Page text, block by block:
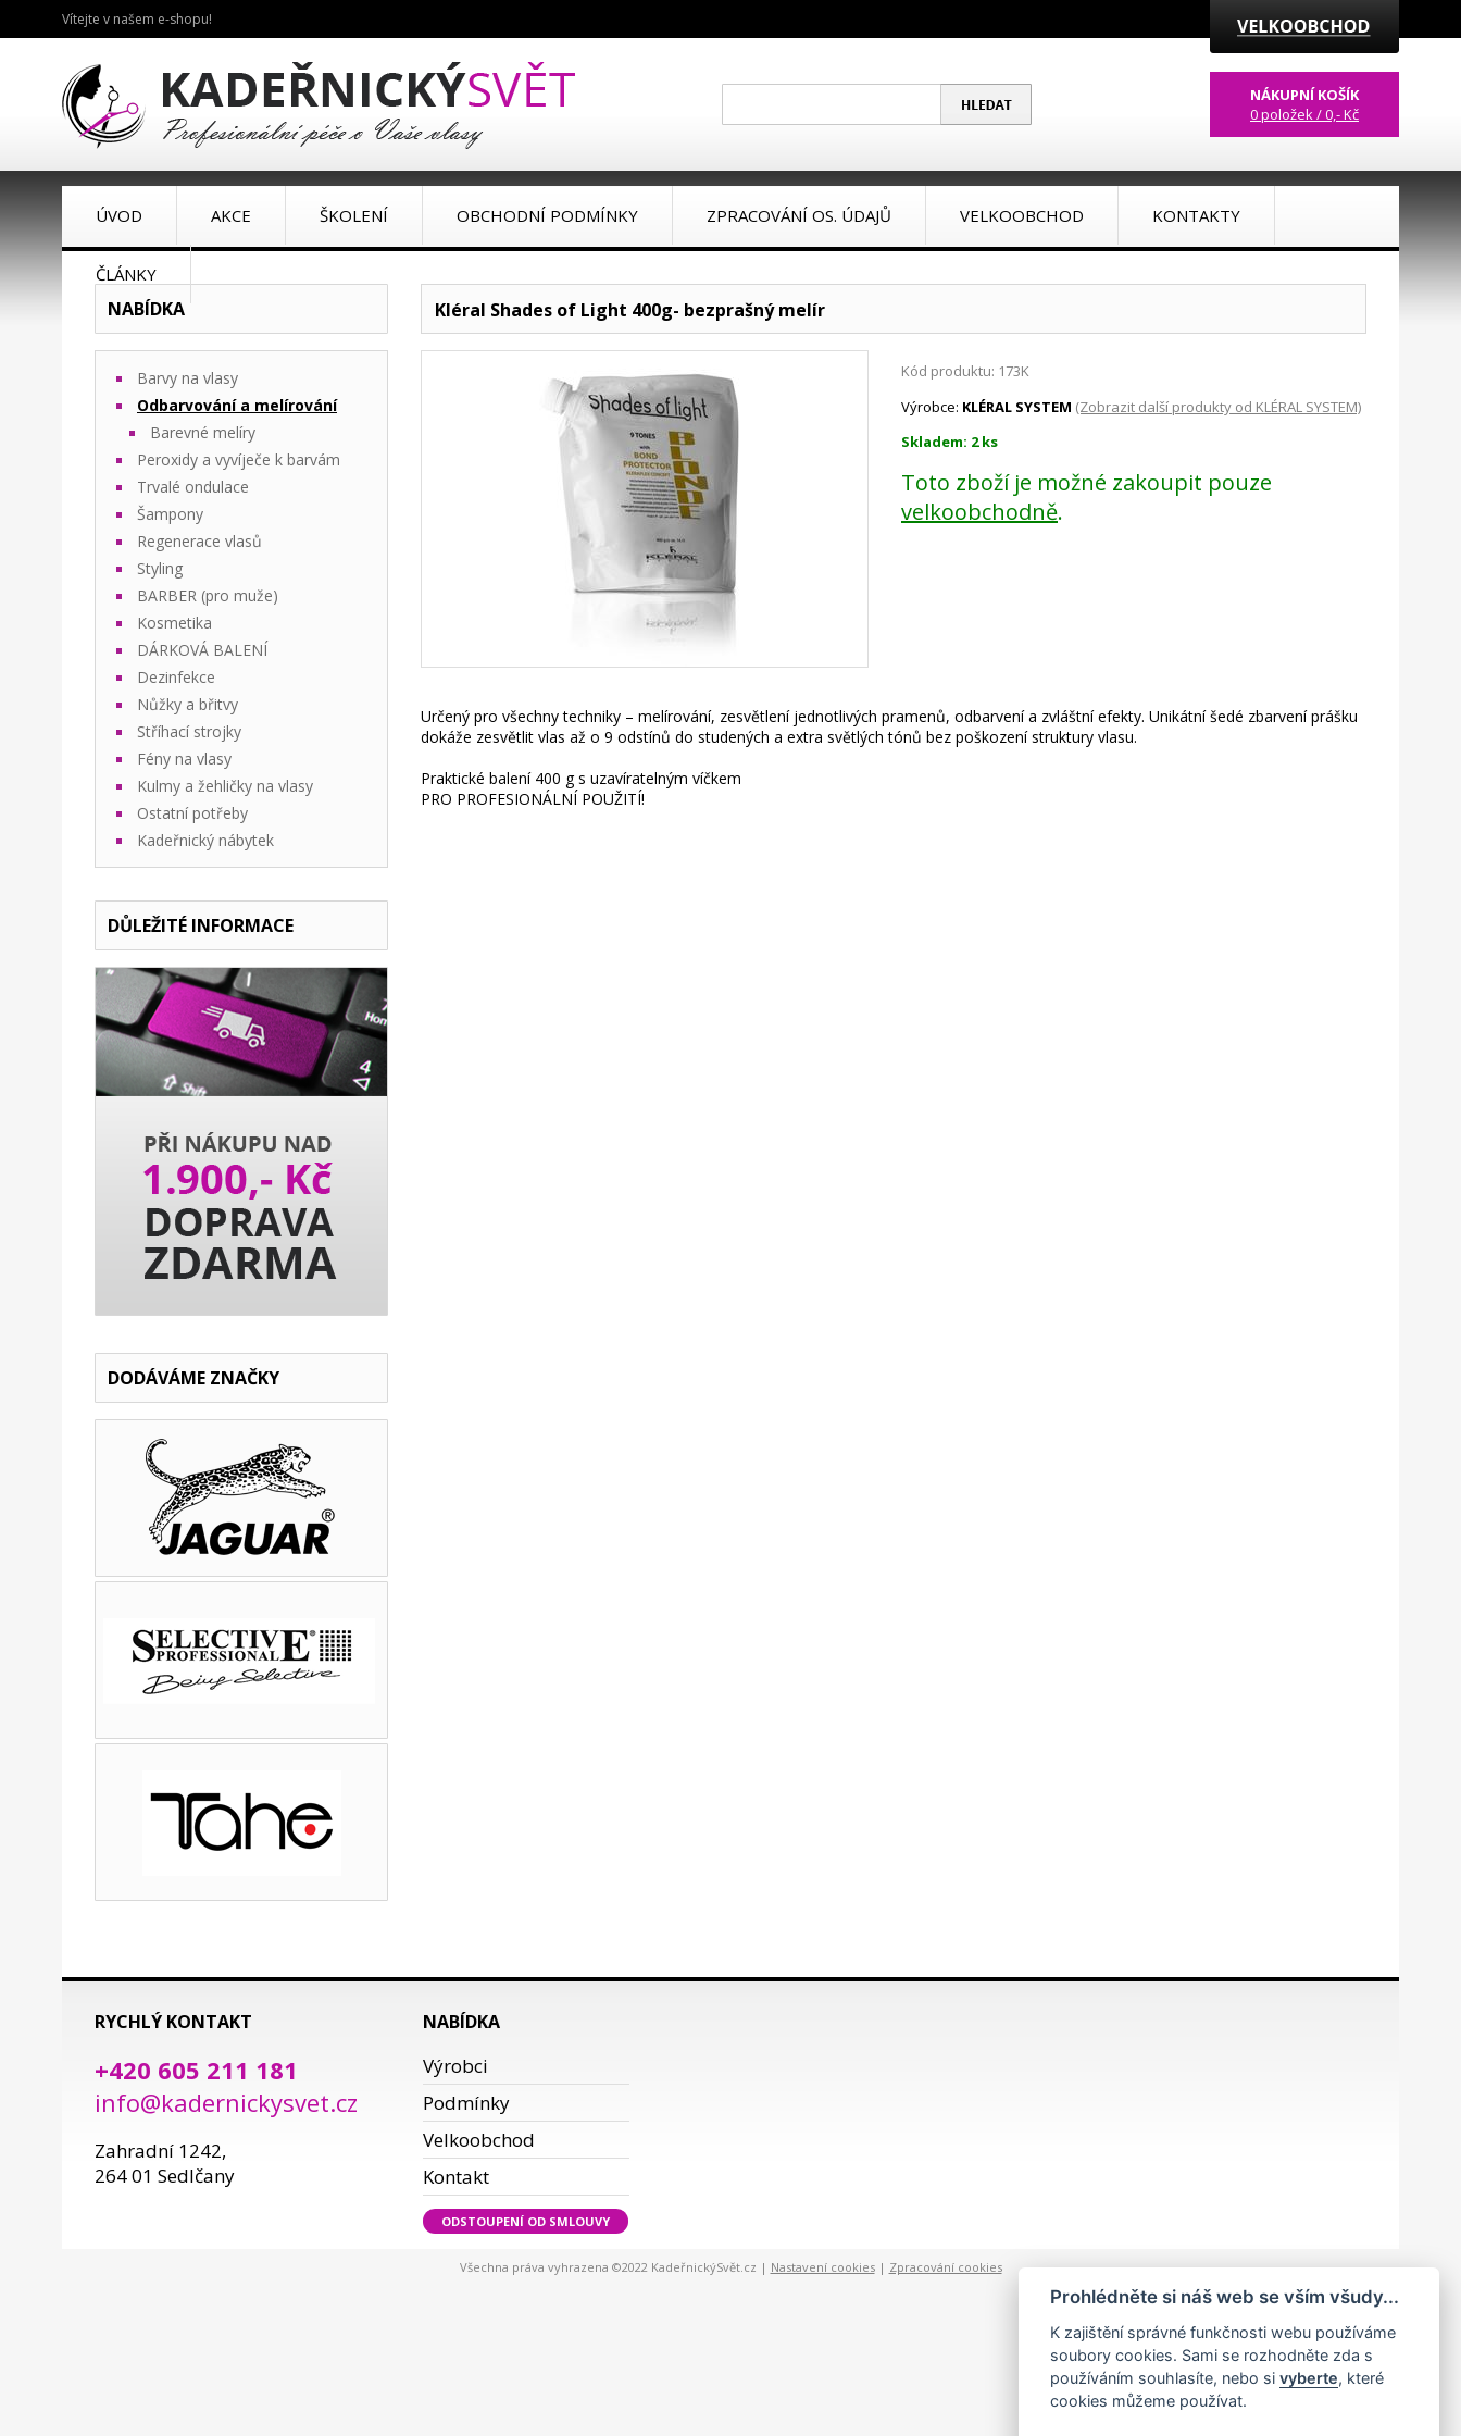
Vítejte v našem e-shopu!
NÁKUPNÍ KOŠÍK
0 položek / 0,- Kč
ÚVOD AKCE ŠKOLENÍ OBCHODNÍ PODMÍNKY ZPRACOVÁNÍ OS. ÚDAJŮ VELKOOBCHOD KONTAKTY
ČLÁNKY
NABÍDKA
Barvy na vlasy
Odbarvování a melírování
Barevné melíry
Peroxidy a vyvíječe k barvám
Trvalé ondulace
Šampony
Regenerace vlasů
Styling
BARBER (pro muže)
Kosmetika
DÁRKOVÁ BALENÍ
Dezinfekce
Nůžky a břitvy
Stříhací strojky
Fény na vlasy
Kulmy a žehličky na vlasy
Ostatní potřeby
Kadeřnický nábytek
DŮLEŽITÉ INFORMACE
DODÁVÁME ZNAČKY
Kléral Shades of Light 400g- bezprašný melír
Kód produktu: 173K
Výrobce: KLÉRAL SYSTEM (Zobrazit další produkty od KLÉRAL SYSTEM)
Skladem: 2 ks
Toto zboží je možné zakoupit pouze
velkoobchodně.
Určený pro všechny techniky – melírování, zesvětlení jednotlivých pramenů, odbarvení a zvláštní efekty. Unikátní šedé zbarvení prášku
dokáže zesvětlit vlas až o 9 odstínů do studených a extra světlých tónů bez poškození struktury vlasu.
Praktické balení 400 g s uzavíratelným víčkem
PRO PROFESIONÁLNÍ POUŽITÍ!
RYCHLÝ KONTAKT
+420 605 211 181
info@kadernickysvet.cz
Zahradní 1242,
264 01 Sedlčany
NABÍDKA
Výrobci
Podmínky
Velkoobchod
Kontakt
ODSTOUPENÍ OD SMLOUVY
Všechna práva vyhrazena ©2022 KadeřnickýSvět.cz | Nastavení cookies| Zpracování cookies
Prohlédněte si náš web se vším všudy...
K zajištění správné funkčnosti webu používáme
soubory cookies. Sami se rozhodněte zda s
používáním souhlasíte, nebo si vyberte, které
cookies můžeme používat.